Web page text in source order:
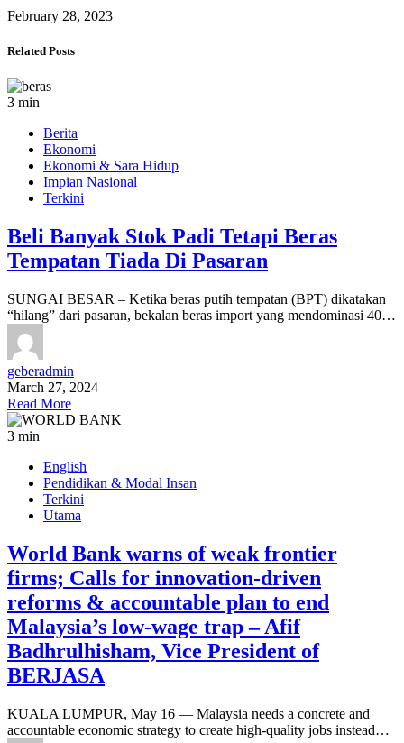
February 28, 2023
Related Posts
3 min
Berita
Ekonomi
Ekonomi & Sara Hidup
Impian Nasional
Terkini
Beli Banyak Stok Padi Tetapi Beras
Tempatan Tiada Di Pasaran
SUNGAI BESAR – Ketika beras putih tempatan (BPT) dikatakan
“hilang” dari pasaran, bekalan beras import yang mendominasi 40…
geberadmin
March 27, 2024
Read More
3 min
English
Pendidikan & Modal Insan
Terkini
Utama
World Bank warns of weak frontier
firms; Calls for innovation-driven
reforms & accountable plan to end
Malaysia’s low-wage trap – Afif
Badhrulhisham, Vice President of
BERJASA
KUALA LUMPUR, May 16 — Malaysia needs a concrete and
accountable economic strategy to create high-quality jobs instead…